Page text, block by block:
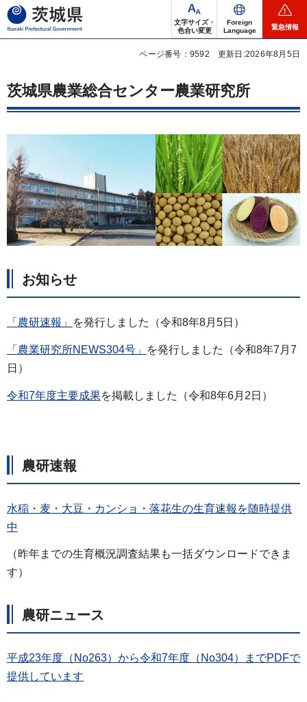
茨城県
文字サイズ・
色合い変更
Foreign
Language
緊急情報
ページ番号：9592 更新日:2026年8月5日
茨城県農業総合センター農業研究所
お知らせ
「農研速報」 を発行しました（令和8年8月5日）
「農業研究所NEWS304号」
を発行しました（令和8年7月7
日）
令和7年度主要成果を掲載しました（令和8年6月2日）
農研速報
水稲・麦・大豆・カンショ・落花生の生育速報を随時提供
中
（昨年までの生育概況調査結果も一括ダウンロードできま
す）
農研ニュース
平成23年度（No263）から令和7年度（No304）までPDFで
提供しています